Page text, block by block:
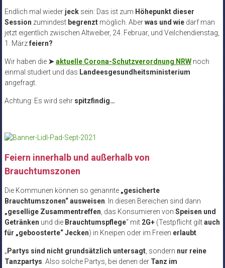
Endlich mal wieder jecksein: Das ist zum Höhepunkt dieser
Session zumindest begrenztmöglich. Aberwas und wiedarf man
jetzt eigentlich zwischen Altweiber, 24. Februar, und Veilchendienstag,
1. Märzfeiern?
Wir haben die ➤aktuelle Corona-Schutzverordnung NRWnoch
einmal studiert und das Landeesgesundheitsministerium
angefragt.
Achtung: Es wird sehr spitzfindig…
Feiern innerhalb und außerhalb von
Brauchtumszonen
Die Kommunen können so genannte „gesicherte
Brauchtumszonen“ ausweisen . In diesen Bereichen sind dann
„gesellige Zusammentreffen , das Konsumieren von Speisen und
Getränken und die Brauchtumspflege“ mit 2G+(Testpflicht giltauch
für „geboosterte“ Jecken) in Kneipen oder im Freien erlaubt.
„ Partys sind nicht grundsätzlich untersagt, sondern nur reine
Tanzpartys . Also solche Partys, bei denen der Tanz im